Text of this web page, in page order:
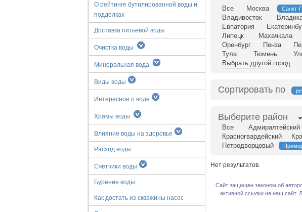
О рейтинге бутилированной воды и
подделках
Доставка питьевой воды
Очистка воды
Минеральная вода
Виды воды
Интересное о воде
Храмы воды
Влияние воды на здоровье
Расход воды
Счётчики воды
Бурение воды
Как достать из скважины насос
Все Москва Санкт-
Владивосток
Евпатория
Липецк
Махачкала
Оренбург
Пенза
Тула
Тюмень
Выбрать другой город
Сортировать по
Выберите район
Все Адмиралтейский
Красногвардейский
Петродворцовый
Нет результатов.
Сайт защищен законом об
активной ссылки на наш сайт.